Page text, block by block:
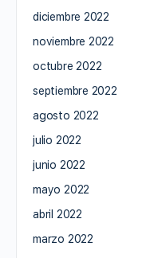
diciembre 2022
noviembre 2022
octubre 2022
septiembre 2022
agosto 2022
julio 2022
junio 2022
mayo 2022
abril 2022
marzo 2022